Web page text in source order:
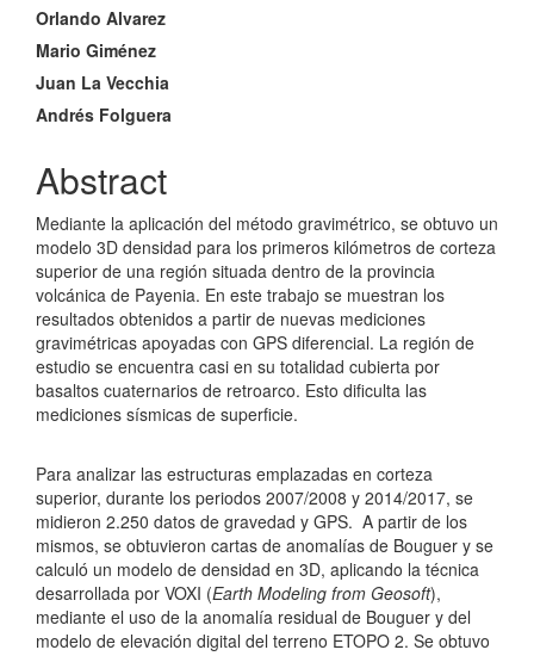
Orlando Alvarez
Mario Giménez
Juan La Vecchia
Andrés Folguera
Abstract
Mediante la aplicación del método gravimétrico, se obtuvo un
modelo 3D densidad para los primeros kilómetros de corteza
superior de una región situada dentro de la provincia
volcánica de Payenia. En este trabajo se muestran los
resultados obtenidos a partir de nuevas mediciones
gravimétricas apoyadas con GPS diferencial. La región de
estudio se encuentra casi en su totalidad cubierta por
basaltos cuaternarios de retroarco. Esto dificulta las
mediciones sísmicas de superficie.
Para analizar las estructuras emplazadas en corteza
superior, durante los periodos 2007/2008 y 2014/2017, se
midieron 2.250 datos de gravedad y GPS. A partir de los
mismos, se obtuvieron cartas de anomalías de Bouguer y se
calculó un modelo de densidad en 3D, aplicando la técnica
desarrollada por VOXI (Earth Modeling from Geosoft),
mediante el uso de la anomalía residual de Bouguer y del
modelo de elevación digital del terreno ETOPO 2. Se obtuvo